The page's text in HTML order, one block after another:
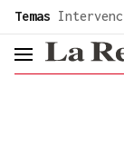
common.go-to-
Temas